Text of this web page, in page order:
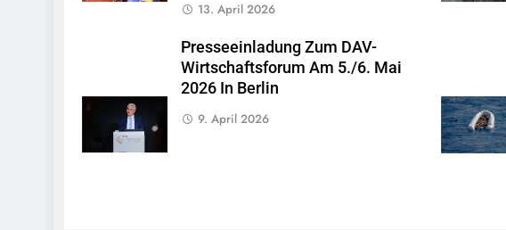
13. April 2026
Presseeinladung Zum DAV-
Wirtschaftsforum Am 5./6. Mai
2026 In Berlin
9. April 2026